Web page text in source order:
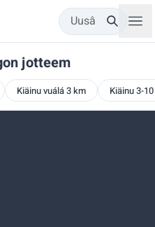
Uusâ
jotteem
Kiäinu vuálá 3 km Kiäinu 3-